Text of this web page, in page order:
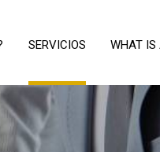
SERVICIOS WHAT IS